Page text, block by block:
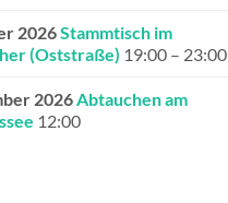
2026Stammtisch im
(Oststraße) 19:00 – 23:00
2026Abtauchen am
12:00